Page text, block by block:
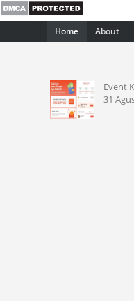
Home About
Event
31